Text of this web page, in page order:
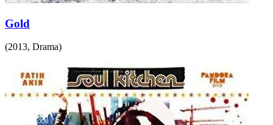
Gold
(2013, Drama)